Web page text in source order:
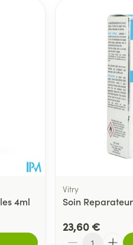
et maximales du prix.
4ml
Vitry
Soin
23,60 €
Quantité